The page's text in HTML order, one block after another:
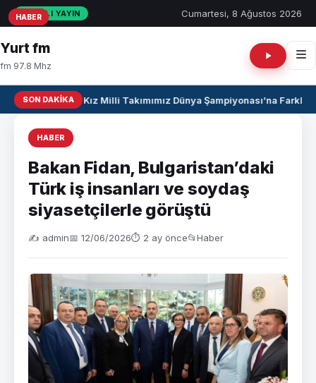
CANLI YAYIN Cumartesi, 8 Ağustos 2026
Yurt fm
fm 97.8 Mhz
SON DAKIKAU17 Kız Milli Takımımız Dünya Şampiyonası’na Farklı
HABER
Bakan Fidan, Bulgaristan’daki
Türk iş insanları ve soydaş
siyasetçilerle görüştü
✍️ admin📅 12/06/2026⏱ 2 ay önce📂Haber
HABER
HABER
HABER